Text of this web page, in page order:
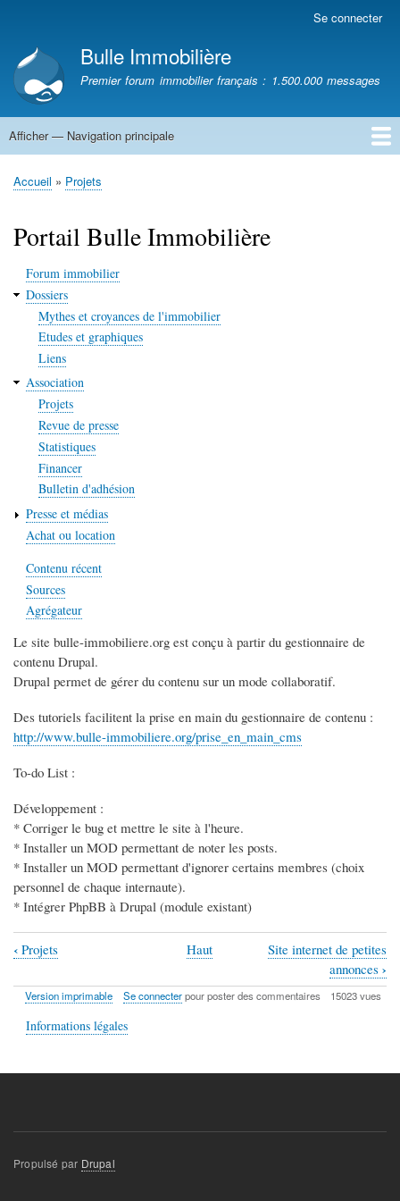
contenu
principal
compte
de
l'utilisateur
Se connecter
Bulle Immobilière
Premier forum immobilier français : 1.500.000 messages
Navigation
Afficher — Navigation principale
Accueil
Fil
Accueil Projets
Portail Bulle Immobilière
Forum immobilier
Dossiers
Mythes et croyances de l'immobilier
Etudes et graphiques
Liens
Association
Projets
Revue de presse
Statistiques
Financer
Bulletin d'adhésion
Presse et médias
Achat ou location
Contenu récent
Sources
Agrégateur
Le site bulle-immobiliere.org est conçu à partir du gestionnaire de
contenu Drupal.
Drupal permet de gérer du contenu sur un mode collaboratif.
Des tutoriels facilitent la prise en main du gestionnaire de contenu :
http://www.bulle-immobiliere.org/prise_en_main_cms
To-do List :
Développement :
* Corriger le bug et mettre le site à l'heure.
* Installer un MOD permettant de noter les posts.
* Installer un MOD permettant d'ignorer certains membres (choix
personnel de chaque internaute).
* Intégrer PhpBB à Drupal (module existant)
Liens
transversaux
de
livre
pour
‹ Projets Haut
Site internet de petites
annonces ›
Version imprimable Se connecterpour poster des commentaires 15023 vues
Informations légales
Propulsé par Drupal